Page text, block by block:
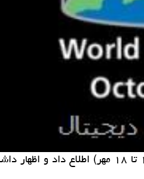
ما دیجیتال: دبیر هفته جهانی فضا از اجرای ۶۰ برنامه ترویجی